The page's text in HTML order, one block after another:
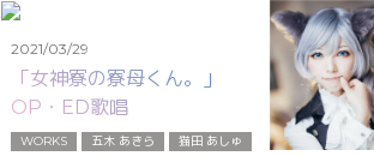
2021/03/29
「女神寮の寮母くん。」
OP・ED歌唱
WORKS 五木 あきら
猫田 あしゅ